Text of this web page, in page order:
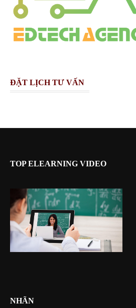
ĐẶT LỊCH TƯ VẤN
TOP ELEARNING VIDEO
NHÃN